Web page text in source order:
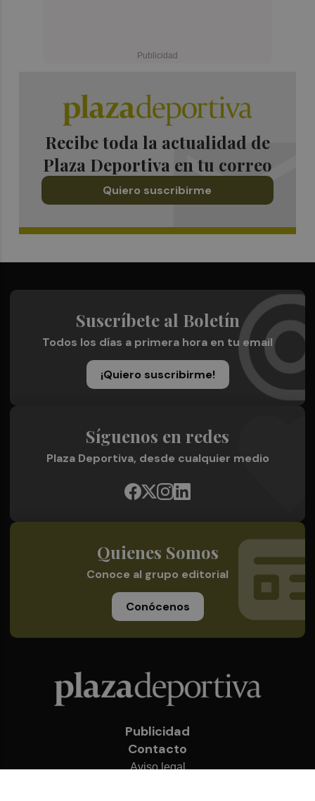
Recibe toda la actualidad de
Plaza Deportiva en tu correo
Quiero suscribirme
Suscríbete al Boletín
Todos los días a primera hora en tu email
¡Quiero suscribirme!
Síguenos en redes
Plaza Deportiva, desde cualquier medio
Quienes Somos
Conoce al grupo editorial
Conócenos
Publicidad
Contacto
Aviso legal